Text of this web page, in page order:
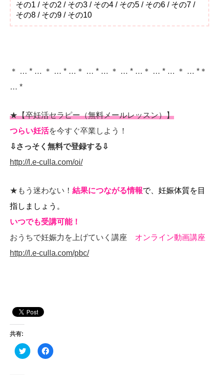
その1 / その2 / その3 / その4 / その5 / その6 / その7 /
その8 / その9 / その10
＊ … * … ＊ … * …＊ … * … ＊ … * …＊ … * … ＊ … *＊
… *
★【卒妊活セラピー（無料メールレッスン）】
つらい妊活を今すぐ卒業しよう！
⇩さっそく無料で登録する⇩
http://l.e-culla.com/oi/
★もう迷わない！ 結果につながる情報で、妊娠体質を目
指しましょう。
いつでも受講可能！
おうちで妊娠力を上げていく講座 オンライン動画講座
http://l.e-culla.com/pbc/
共有:
ク
リ
F
a